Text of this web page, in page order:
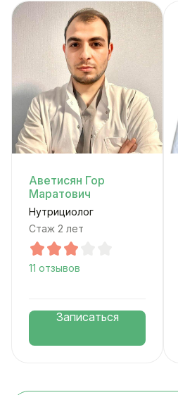
Аветисян Гор
Маратович
Нутрициолог
Стаж 2 лет
11 отзывов
Записаться